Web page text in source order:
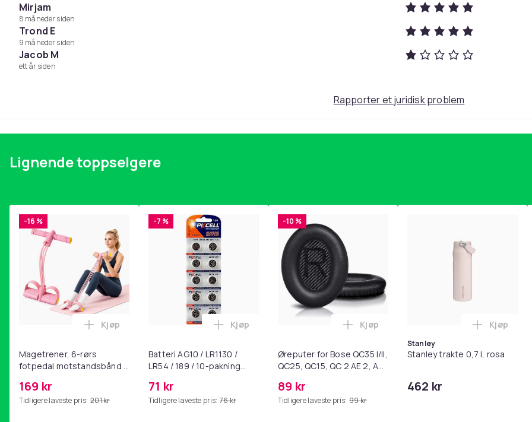
Produktsikkerhetsinformasjon
Mirjam
8 måneder siden
Trond E
9 måneder siden
Jacob M
ett år siden
Rapporter et juridisk problem
Lignende toppselgere
-16 %
Magetrener, 6-rørs
fotpedal motstandsbånd -
yoga og
hjemmegymnastikk Pink
169 kr
Tidligere laveste pris: 201 kr
Legg Magetrener, 6-rørs fotpedal motstandsbånd - mage- og kjernetrening, yoga og
Kjøp
-7 %
Batteri AG10 / LR1130 /
LR54 / 189 / 10-pakning
71 kr
Tidligere laveste pris: 76 kr
Legg Batteri AG10 / LR1130 / LR54 / 189 / 10-pakning PKcell i
Kjøp
-10 %
Øreputer for Bose QC35 I/II,
QC25, QC15, QC 2 AE 2, AE
SoundLink Black
89 kr
Tidligere laveste pris: 99 kr
Legg Øreputer for Bose QC35 I/II, QC25,
Kjøp
Stanley
Stanley trakte 0,7 l, rosa
462 kr
Legg
Kjøp